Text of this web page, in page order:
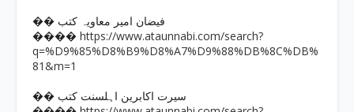
�� فیضان امیر معاویہ کتب
���� https://www.ataunnabi.com/search?
q=%D9%85%D8%B9%D8%A7%D9%88%DB%8C%DB%
81&m=1
�� سیرت اکابرین اہلسنت کتب